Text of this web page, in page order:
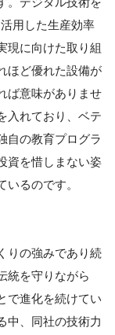
用した生産効率
現に向けた取り組
ほど優れた設備が
ば意味がありませ
入れており、ベテ
自の教育プログラ
資を惜しまない姿
るのです。
りの強みであり続
統を守りながら
で進化を続けてい
中、同社の技術力